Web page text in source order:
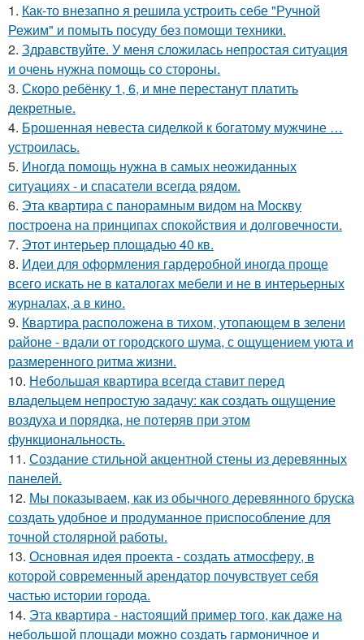
1. Как-то внезапно я решила устроить себе "Ручной
Режим" и помыть посуду без помощи техники.
2. Здравствуйте. У меня сложилась непростая ситуация
и очень нужна помощь со стороны.
3. Скоро ребёнку 1, 6, и мне перестанут платить
декретные.
4. Брошенная невеста сиделкой к богатому мужчине …
устроилась.
5. Иногда помощь нужна в самых неожиданных
ситуациях - и спасатели всегда рядом.
6. Эта квартира с панорамным видом на Москву
построена на принципах спокойствия и долговечности.
7. Этот интерьер площадью 40 кв.
8. Идеи для оформления гардеробной иногда проще
всего искать не в каталогах мебели и не в интерьерных
журналах, а в кино.
9. Квартира расположена в тихом, утопающем в зелени
районе - вдали от городского шума, с ощущением уюта и
размеренного ритма жизни.
10. Небольшая квартира всегда ставит перед
владельцем непростую задачу: как создать ощущение
воздуха и порядка, не потеряв при этом
функциональность.
11. Создание стильной акцентной стены из деревянных
панелей.
12. Мы показываем, как из обычного деревянного бруска
создать удобное и продуманное приспособление для
точной столярной работы.
13. Основная идея проекта - создать атмосферу, в
которой современный арендатор почувствует себя
частью истории города.
14. Эта квартира - настоящий пример того, как даже на
небольшой площади можно создать гармоничное и